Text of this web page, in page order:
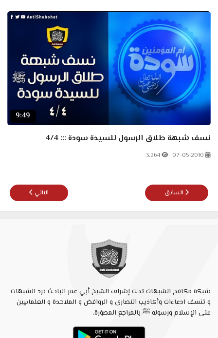
9:49
نسف شبهة طلاق الرسول للسيدة سودة ::: 4/4
07-05-2010
3.264
المقال السابق: الكتاب المقدس من تأليف البشر بالدليل 2
السابق المقال التالي:
التالي
شبكة مكافح الشبهات تحت إشراف الشيخ أبي عمر الباحث ترد الشبهات
و تنسف ادعاءات وأكاذيب النصارى و الروافض و الملاحدة و العلمانيين
على الإسلام ورسوله ﷺ بالمراجع المصوّرة.